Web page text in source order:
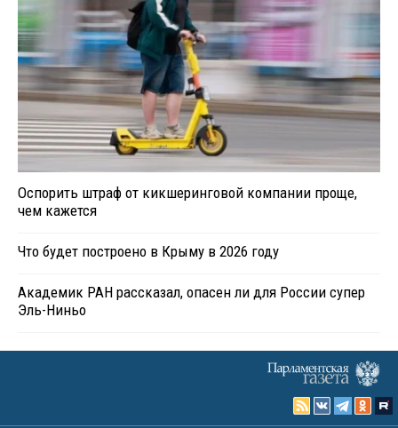
Оспорить штраф от кикшеринговой компании проще,
чем кажется
Что будет построено в Крыму в 2026 году
Академик РАН рассказал, опасен ли для России супер
Эль-Ниньо